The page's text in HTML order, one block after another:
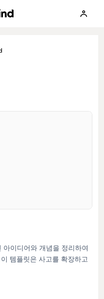
이디어와 개념을 정리하여
템플릿은 사고를 확장하고